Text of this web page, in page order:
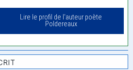
Lire le profil de l'auteur poète
Poldereaux